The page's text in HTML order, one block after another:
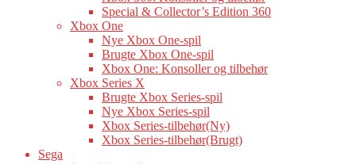
Special & Collector’s Edition 360
Xbox One
Nye Xbox One-spil
Brugte Xbox One-spil
Xbox One: Konsoller og tilbehør
Xbox Series X
Brugte Xbox Series-spil
Nye Xbox Series-spil
Xbox Series-tilbehør(Ny)
Xbox Series-tilbehør(Brugt)
Sega